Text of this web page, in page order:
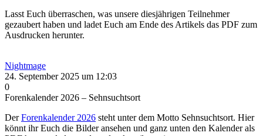
Lasst Euch überraschen, was unsere diesjährigen Teilnehmer
gezaubert haben und ladet Euch am Ende des Artikels das PDF zum
Ausdrucken herunter.
Nightmage
24. September 2025 um 12:03
0
Forenkalender 2026 – Sehnsuchtsort
DerForenkalender 2026 steht unter dem Motto Sehnsuchtsort. Hier
könnt ihr Euch die Bilder ansehen und ganz unten den Kalender als